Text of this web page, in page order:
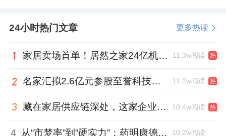
张贵清234.6万元，同比减少25.1万元；保利物
元，跌幅达50%。
可以说，2025年物企高管的“钱包”从整体到局
部都瘪了下去。
24小时热门文章 更多热读
家居卖场首单！居然之家24亿机构间REITs获深交所无异议函 11.3w阅读 热
名家汇拟2.6亿元参股至誉科技，跨界布局工业级固态存储 11.2w阅读 热
藏在家居供应链深处，这家企业正在悄悄转型 10.4w阅读 热
4 从“市梦率”到“硬实力”：药明康德如何用业绩填平2021年估值鸿沟？ 10.2w阅读